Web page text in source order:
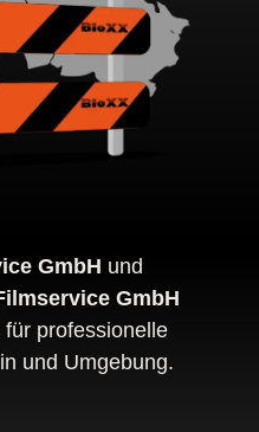
GmbH und
GmbH
professionelle
und Umgebung.